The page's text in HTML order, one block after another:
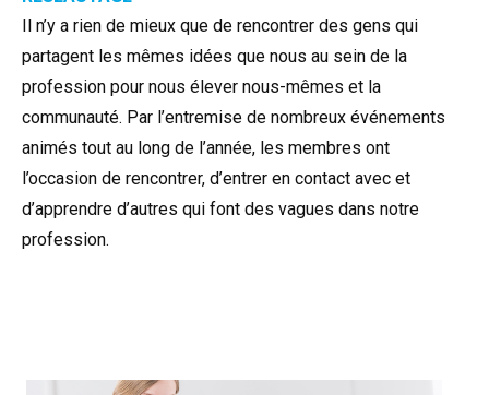
Il n’y a rien de mieux que de rencontrer des gens qui
partagent les mêmes idées que nous au sein de la
profession pour nous élever nous-mêmes et la
communauté. Par l’entremise de nombreux événements
animés tout au long de l’année, les membres ont
l’occasion de rencontrer, d’entrer en contact avec et
d’apprendre d’autres qui font des vagues dans notre
profession.